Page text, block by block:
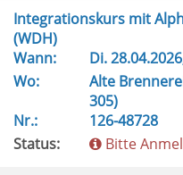
Integrationskurs mit
(WDH)
Wann:
Di.
Wo:
Alte
305)
Nr.:
126-48728
Status:
Bitte